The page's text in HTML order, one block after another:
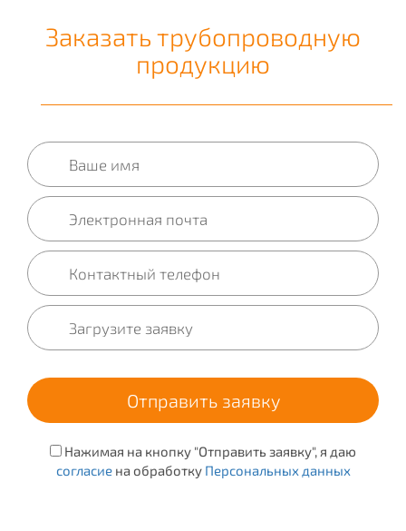
Заказать трубопроводную
продукцию
Нажимая на кнопку "Отправить заявку", я даю
согласиена обработку Персональных данных